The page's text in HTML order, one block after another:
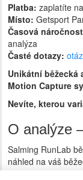
Platba: zaplatíte
Místo: Getsport
Časová
analýza
Časté dotazy:
Unikátní běžecká
Motion Capture
Nevíte, kterou
O analýze
Salming RunLab
náhled na váš